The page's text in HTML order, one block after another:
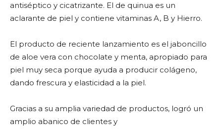
antiséptico y cicatrizante. El de quinua es un
aclarante de piel y contiene vitaminas A, B y Hierro.
El producto de reciente lanzamiento es el jaboncillo
de aloe vera con chocolate y menta, apropiado para
piel muy seca porque ayuda a producir colágeno,
dando frescura y elasticidad a la piel.
Gracias a su amplia variedad de productos, logró un
amplio abanico de clientes y